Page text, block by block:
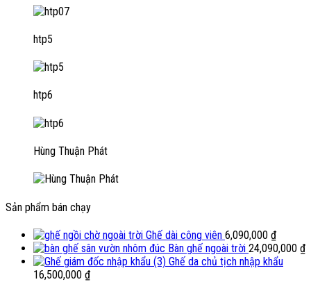
htp5
htp6
Hùng Thuận Phát
Sản phẩm bán chạy
Ghế dài công viên 6,090,000 ₫
Bàn ghế ngoài trời 24,090,000 ₫
Ghế da chủ tịch nhập khẩu
16,500,000 ₫